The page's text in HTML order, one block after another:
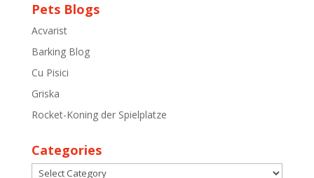
Pets Blogs
Acvarist
Barking Blog
Cu Pisici
Griska
Rocket-Koning der Spielplatze
Categories
Categories